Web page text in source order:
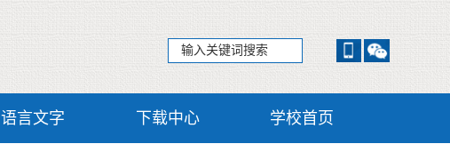
语言文字 下载中心 学校首页